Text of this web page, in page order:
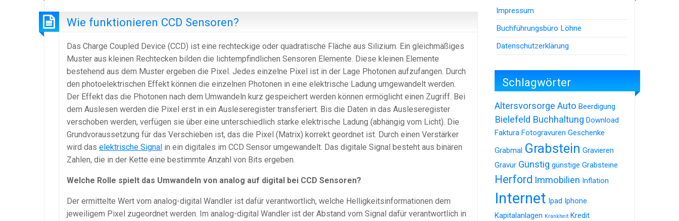
Wie funktionieren CCD Sensoren?
Das Charge Coupled Device (CCD) ist eine rechteckige oder quadratische Fläche aus Silizium. Ein gleichmäßiges
Muster aus kleinen Rechtecken bilden die lichtempfindlichen Sensoren Elemente. Diese kleinen Elemente
bestehend aus dem Muster ergeben die Pixel. Jedes einzelne Pixel ist in der Lage Photonen aufzufangen. Durch
den photoelektrischen Effekt können die einzelnen Photonen in eine elektrische Ladung umgewandelt werden.
Der Effekt das die Photonen nach dem Umwandeln kurz gespeichert werden können ermöglicht einen Zugriff. Bei
dem Auslesen werden die Pixel erst in ein Ausleseregister transferiert. Bis die Daten in das Ausleseregister
verschoben werden, verfügen sie über eine unterschiedlich starke elektrische Ladung (abhängig vom Licht). Die
Grundvoraussetzung für das Verschieben ist, das die Pixel (Matrix) korrekt geordnet ist. Durch einen Verstärker
wird das elektrische Signal in ein digitales im CCD Sensor umgewandelt. Das digitale Signal besteht aus binären
Zahlen, die in der Kette eine bestimmte Anzahl von Bits ergeben.
Welche Rolle spielt das Umwandeln von analog auf digital bei CCD Sensoren?
Der ermittelte Wert vom analog-digital Wandler ist dafür verantwortlich, welche Helligkeitsinformationen dem
jeweiligem Pixel zugeordnet werden. Im analog-digital Wandler ist der Abstand vom Signal dafür verantwortlich in
Impressum
Buchführungsbüro Löhne
Datenschutzerklärung
Schlagwörter
Altersvorsorge Auto Beerdigung
Bielefeld Buchhaltung Download
Faktura Fotogravuren Geschenke
Grabmal Grabstein Gravieren
Gravur Günstig günstige Grabsteine
Herford Immobilien Inflation
Internet Ipad Iphone
Kapitalanlagen Krankheit Kredit